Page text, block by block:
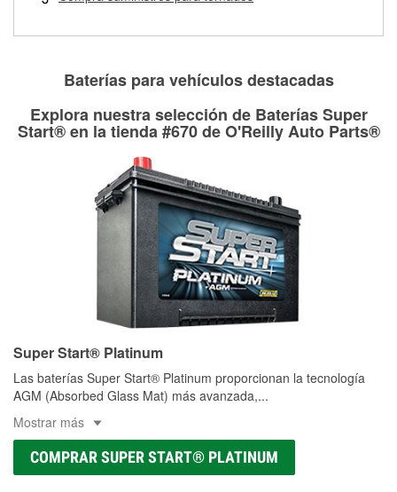
partes de reemplazo correctas para tu reparación.
Rectificación de tambores y discos de freno
Baterías para vehículos destacadas
Explora nuestra selección de Baterías Super
Start® en la tienda #670 de O'Reilly Auto Parts®
Super Start® Platinum
Las baterías Super Start® Platinum proporcionan la tecnología
AGM (Absorbed Glass Mat) más avanzada,...
Mostrar más
COMPRAR SUPER START® PLATINUM